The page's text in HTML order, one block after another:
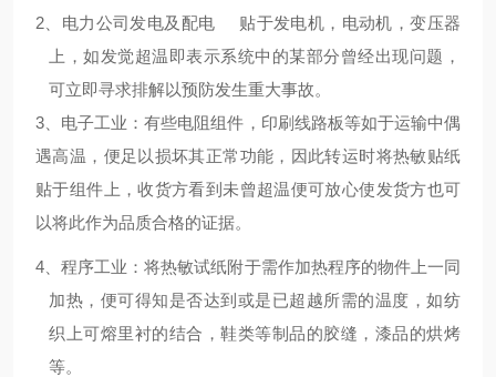
2 、电力公司发电及配电 贴于发电机，电动机，变压器
上，如发觉超温即表示系统中的某部分曾经出现问题，
可立即寻求排解以预防发生重大事故。
3 、电子工业：有些电阻组件，印刷线路板等如于运输中偶
遇高温，便足以损坏其正常功能，因此转运时将热敏贴纸
贴于组件上，收货方看到未曾超温便可放心使发货方也可
以将此作为品质合格的证据。
4 、程序工业：将热敏试纸附于需作加热程序的物件上一同
加热，便可得知是否达到或是已超越所需的温度，如纺
织上可熔里衬的结合，鞋类等制品的胶缝，漆品的烘烤
等。